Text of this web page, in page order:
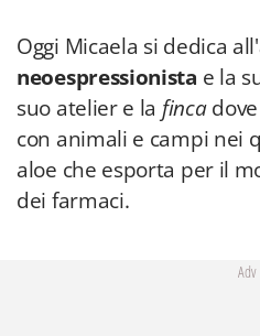
Oggi Micaela si dedica all'
neoespressionista e la
suo atelier e la finca
con animali e campi nei
aloe che esporta per il
dei farmaci.
Adv